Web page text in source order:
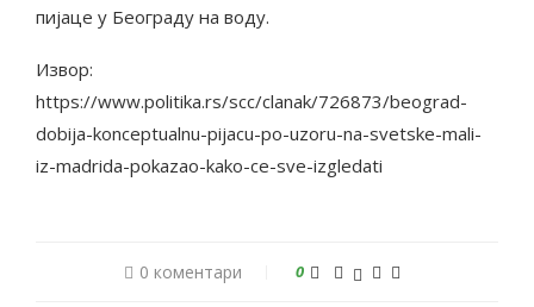
пијаце у Београду на воду.
Извор:
https://www.politika.rs/scc/clanak/726873/beograd-
dobija-konceptualnu-pijacu-po-uzoru-na-svetske-mali-
iz-madrida-pokazao-kako-ce-sve-izgledati
0 коментари 0